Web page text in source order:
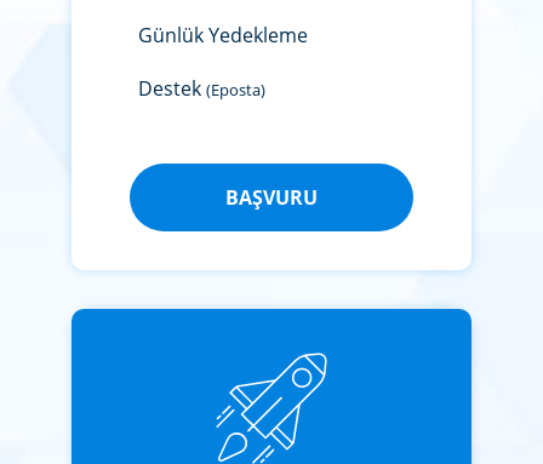
Günlük Yedekleme
Destek (Eposta)
BAŞVURU